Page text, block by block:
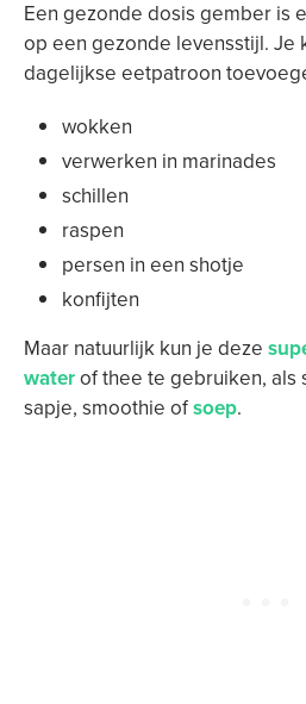
Een gezonde dosis gember is
op een gezonde levensstijl. Je
dagelijkse eetpatroon
wokken
verwerken in marinades
schillen
raspen
persen in een shotje
konfijten
Maar natuurlijk kun je deze
waterof thee te gebruiken, als
sapje, smoothie ofsoep.